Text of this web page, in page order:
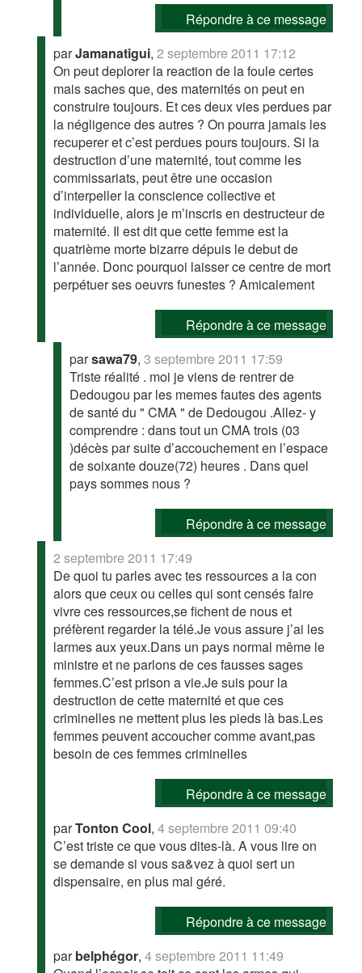
Répondre à ce message
parJamanatigui,2 septembre 2011 17:12
On peut deplorer la reaction de la foule certes
mais saches que, des maternités on peut en
construire toujours. Et ces deux vies perdues par
la négligence des autres ? On pourra jamais les
recuperer et c’est perdues pours toujours. Si la
destruction d’une maternité, tout comme les
commissariats, peut être une occasion
d’interpeller la conscience collective et
individuelle, alors je m’inscris en destructeur de
maternité. Il est dit que cette femme est la
quatrième morte bizarre dépuis le debut de
l’année. Donc pourquoi laisser ce centre de mort
perpétuer ses oeuvrs funestes ? Amicalement
Répondre à ce message
parsawa79,3 septembre 2011 17:59
Triste réalité . moi je viens de rentrer de
Dedougou par les memes fautes des agents
de santé du " CMA " de Dedougou .Allez- y
comprendre : dans tout un CMA trois (03
)décès par suite d’accouchement en l’espace
de soixante douze(72) heures . Dans quel
pays sommes nous ?
Répondre à ce message
2 septembre 2011 17:49
De quoi tu parles avec tes ressources a la con
alors que ceux ou celles qui sont censés faire
vivre ces ressources,se fichent de nous et
préfèrent regarder la télé.Je vous assure j’ai les
larmes aux yeux.Dans un pays normal même le
ministre et ne parlons de ces fausses sages
femmes.C’est prison a vie.Je suis pour la
destruction de cette maternité et que ces
criminelles ne mettent plus les pieds là bas.Les
femmes peuvent accoucher comme avant,pas
besoin de ces femmes criminelles
Répondre à ce message
parTonton Cool,4 septembre 2011 09:40
C’est triste ce que vous dites-là. A vous lire on
se demande si vous sa&vez à quoi sert un
dispensaire, en plus mal géré.
Répondre à ce message
parbelphégor,4 septembre 2011 11:49